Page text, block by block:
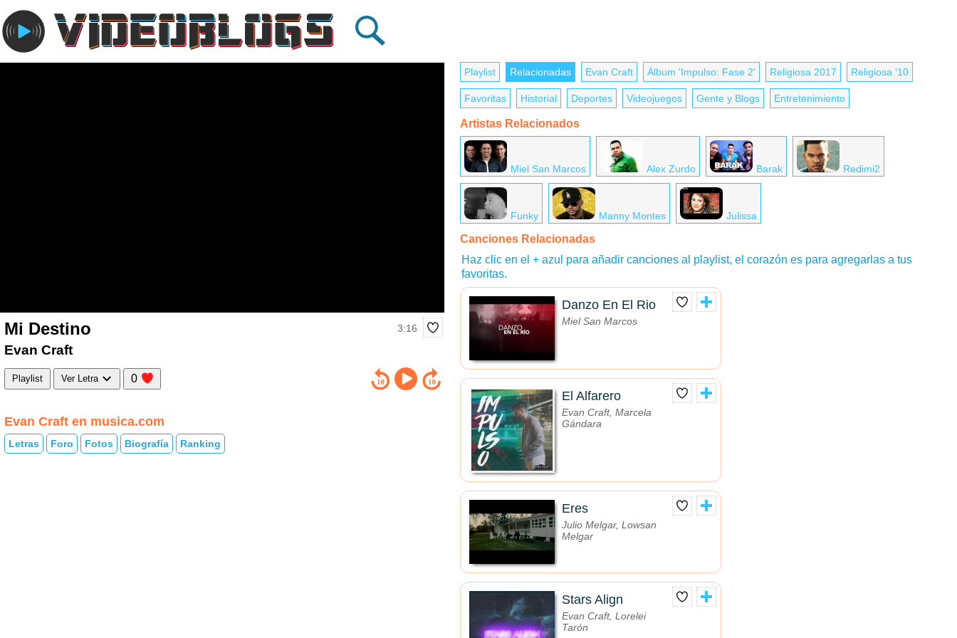
Mi Destino 3:16
Evan Craft
Playlist Ver Letra 0
Evan Craft en musica.com
Letras Foro Fotos Biografía Ranking
Playlist Relacionadas Evan Craft Álbum 'Impulso: Fase 2' Religiosa 2017 Religiosa '10
Favoritas Historial Deportes Videojuegos Gente y Blogs Entretenimiento
Artistas Relacionados
Miel San Marcos Alex Zurdo Barak Redimi2
Funky Manny Montes Julissa
Canciones Relacionadas
Haz clic en el + azul para añadir canciones al playlist, el corazón es para agregarlas a tus
favoritas.
Danzo En El Rio
Miel San Marcos
El Alfarero
Evan Craft, Marcela
Gándara
Eres
Julio Melgar, Lowsan
Melgar
Stars Align
Evan Craft, Lorelei
Tarón